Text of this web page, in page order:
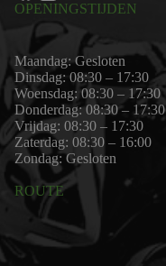
OPENINGSTIJDEN
Maandag: Gesloten
Dinsdag: 08:30 – 17:30
Woensdag: 08:30 – 17:30
Donderdag: 08:30 – 17:30
Vrijdag: 08:30 – 17:30
Zaterdag: 08:30 – 16:00
Zondag: Gesloten
ROUTE